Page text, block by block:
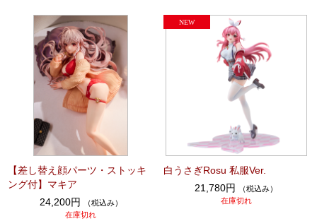
【差し替え顔パーツ・ストッキ
ング付】マキア
24,200円
（税込み）
在庫切れ
白うさぎRosu 私服Ver.
21,780円
（税込み）
在庫切れ